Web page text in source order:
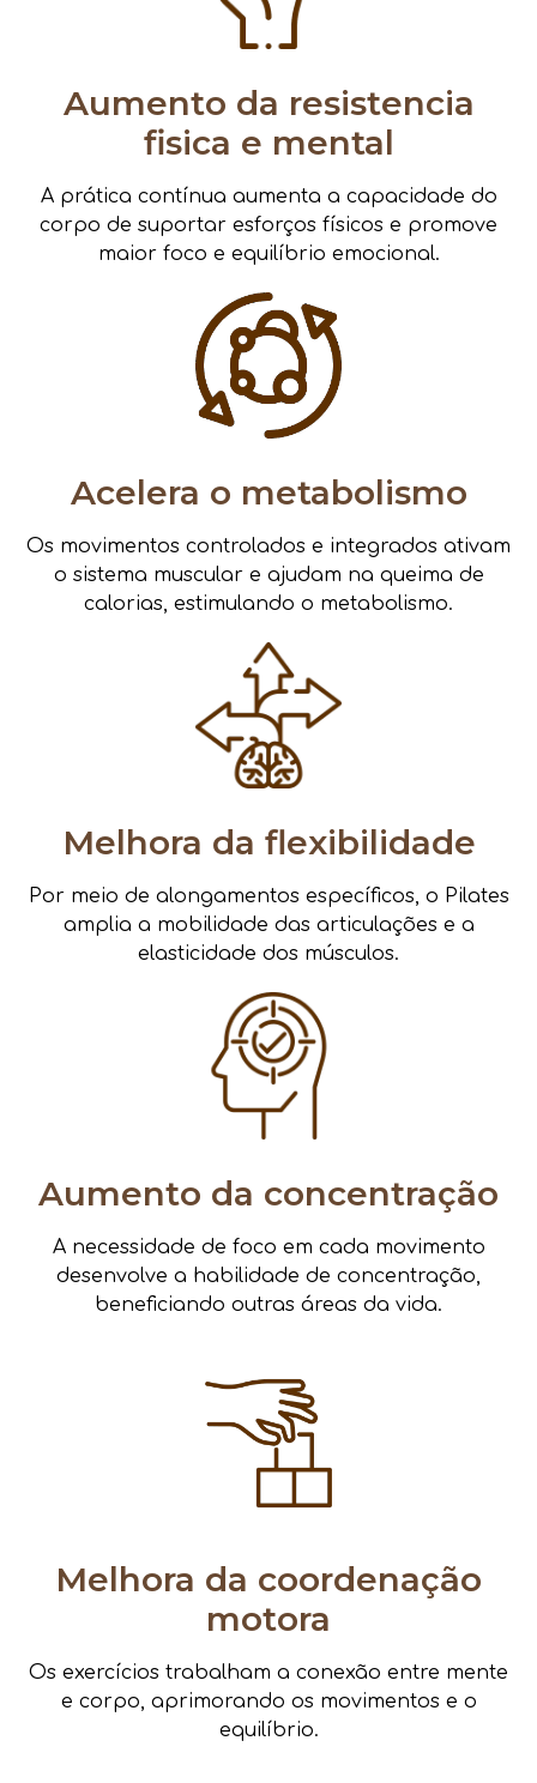
Aumento da resistencia
fisica e mental
A prática contínua aumenta a capacidade do
corpo de suportar esforços físicos e promove
maior foco e equilíbrio emocional.
Acelera o metabolismo
Os movimentos controlados e integrados ativam
o sistema muscular e ajudam na queima de
calorias, estimulando o metabolismo.
Melhora da flexibilidade
Por meio de alongamentos específicos, o Pilates
amplia a mobilidade das articulações e a
elasticidade dos músculos.
Aumento da concentração
A necessidade de foco em cada movimento
desenvolve a habilidade de concentração,
beneficiando outras áreas da vida.
Melhora da coordenação
motora
Os exercícios trabalham a conexão entre mente
e corpo, aprimorando os movimentos e o
equilíbrio.